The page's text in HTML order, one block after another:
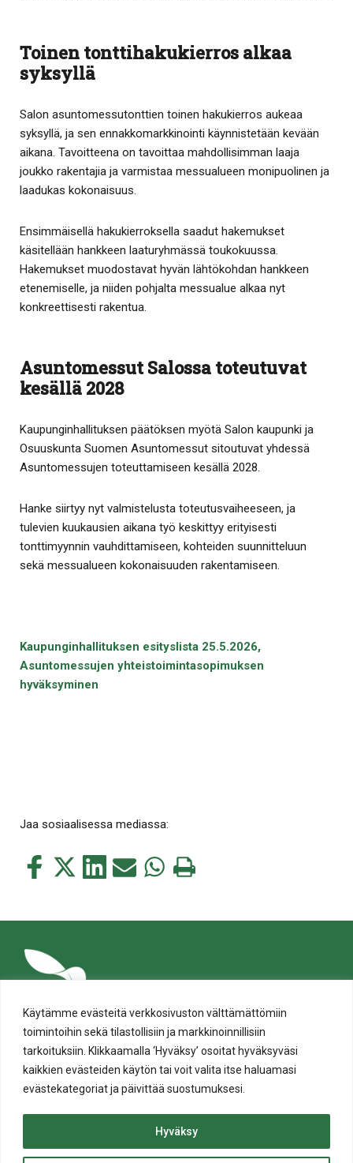
Käytämme evästeitä verkkosivuston välttämättömiin
toimintoihin sekä tilastollisiin ja markkinoinnillisiin
tarkoituksiin. Klikkaamalla ‘Hyväksy’ osoitat hyväksyväsi
kaikkien evästeiden käytön tai voit valita itse haluamasi
evästekategoriat ja päivittää suostumuksesi.
Hyväksy
Toinen tonttihakukierros alkaa
syksyllä
Salon asuntomessutonttien toinen hakukierros aukeaa
syksyllä, ja sen ennakkomarkkinointi käynnistetään kevään
aikana. Tavoitteena on tavoittaa mahdollisimman laaja
joukko rakentajia ja varmistaa messualueen monipuolinen ja
laadukas kokonaisuus.
Ensimmäisellä hakukierroksella saadut hakemukset
käsitellään hankkeen laaturyhmässä toukokuussa.
Hakemukset muodostavat hyvän lähtökohdan hankkeen
etenemiselle, ja niiden pohjalta messualue alkaa nyt
konkreettisesti rakentua.
Asuntomessut Salossa toteutuvat
kesällä 2028
Kaupunginhallituksen päätöksen myötä Salon kaupunki ja
Osuuskunta Suomen Asuntomessut sitoutuvat yhdessä
Asuntomessujen toteuttamiseen kesällä 2028.
Hanke siirtyy nyt valmistelusta toteutusvaiheeseen, ja
tulevien kuukausien aikana työ keskittyy erityisesti
tonttimyynnin vauhdittamiseen, kohteiden suunnitteluun
sekä messualueen kokonaisuuden rakentamiseen.
Kaupunginhallituksen esityslista 25.5.2026,
Asuntomessujen yhteistoimintasopimuksen
hyväksyminen
Jaa sosiaalisessa mediassa:
Jaa
Jaa
Jaa Jaa Jaa Tulosta